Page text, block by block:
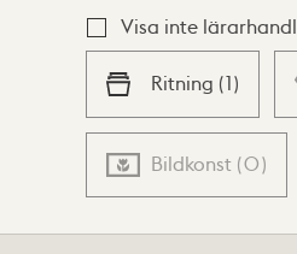
Visa inte
Ritning (1)
Bildkonst (0)